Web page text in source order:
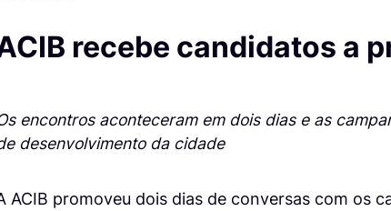
recebe candidatos a
encontros aconteceram em dois dias e as
desenvolvimento da cidade
ACIB promoveu dois dias de conversas com os